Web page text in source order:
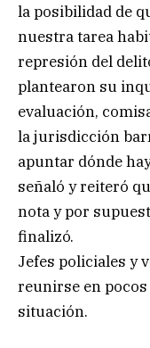
la posibilidad de
nuestra tarea
represión del
plantearon su
evaluación,
la jurisdicción
apuntar dónde
señaló y reiteró
nota y por
finalizó.
Jefes policiales y
reunirse en
situación.